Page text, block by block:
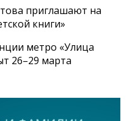
приглашают на
книги»
метро «Улица
26–29 марта